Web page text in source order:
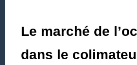
Le marché de
dans le